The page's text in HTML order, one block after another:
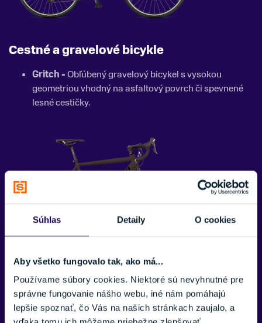
Súhlas Detaily O cookies
Aby všetko fungovalo tak, ako má...
Používame súbory cookies. Niektoré sú nevyhnutné pre
správne fungovanie nášho webu, iné nám pomáhajú
lepšie spoznať, čo Vás na našich stránkach zaujalo, a
Cestné a gravelové bicykle
Gritch -Obľúbený gravelový bicykel s vysokou
geometriou vhodný na asfaltový povrch či spevnené
lesné cestičky.
BMX a dirtové bicykle
Befly (Hero, Air, Halo) -Vyberte si špičkový dirtový
bicykel s kvalitnými komponentami a odolnými dielmi.